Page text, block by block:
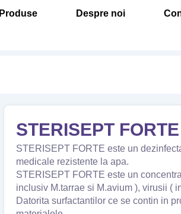
Produse Despre noi
STERISEPT FORTE
STERISEPT FORTE este un
medicale rezistente la apa.
STERISEPT FORTE este un
inclusiv M.tarrae si M.avium ), virusii (
Datorita surfactantilor ce se contin in